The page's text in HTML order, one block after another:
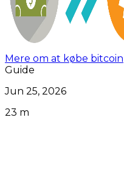
Mere om at købe bitcoin
Guide
Jun 25, 2026
23 m